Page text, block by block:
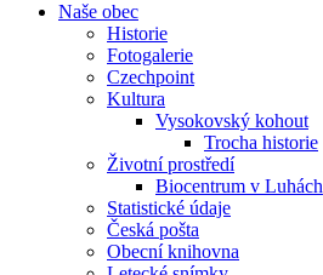
Naše obec
Historie
Fotogalerie
Czechpoint
Kultura
Vysokovský kohout
Trocha historie
Životní prostředí
Biocentrum v Luhách
Statistické údaje
Česká pošta
Obecní knihovna